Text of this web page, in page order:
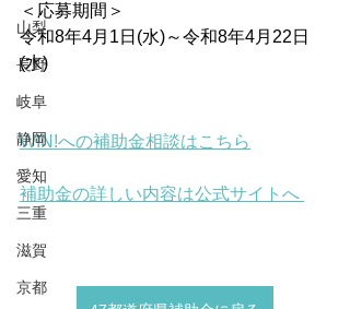
山梨
長野
岐阜
静岡
愛知
三重
滋賀
京都
＜応募期間＞
令和8年4月1日(水)～令和8年4月22日
(水)
WIN!への補助金相談はこちら
補助金の詳しい内容は公式サイトへ